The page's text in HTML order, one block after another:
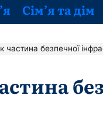
Сім’я та дім
частина безпечної